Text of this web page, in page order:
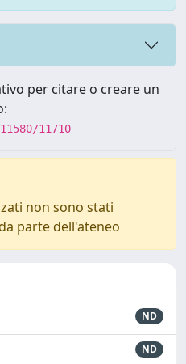
per citare o creare un
11710
non sono stati
parte dell'ateneo
ND
ND